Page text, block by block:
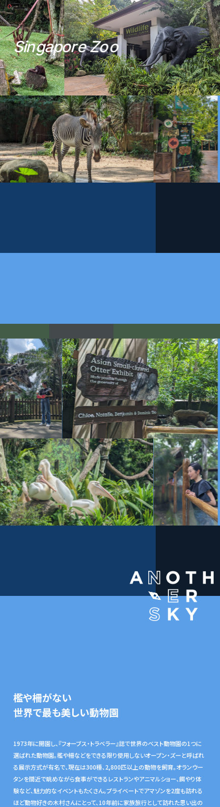
SingaporeZoo
檻や柵がない
世界で最も美しい動物園
1973年に開園し、『フォーブス・トラベラー』誌で世界のベスト動物園の1つに
選ばれた動物園。檻や柵などをできる限り使用しないオープン・ズーと呼ばれ
る展示方式が有名で、現在は300種、2,800匹以上の動物を飼育。オランウー
タンを間近で眺めながら食事ができるレストランやアニマルショー、餌やり体
験など、魅力的なイベントもたくさん。プライベートでアマゾンを2度も訪れる
ほど動物好きの木村さんにとって、10年前に家族旅行として訪れた思い出の